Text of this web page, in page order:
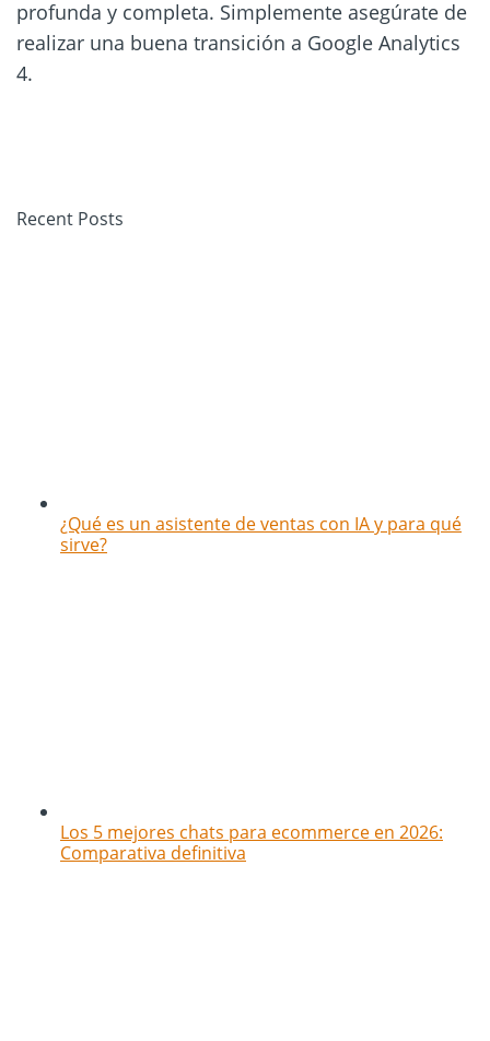
profunda y completa. Simplemente asegúrate de
realizar una buena transición a Google Analytics
4.
Recent Posts
¿Qué es un asistente de ventas con IA y para qué
sirve?
Los 5 mejores chats para ecommerce en 2026:
Comparativa definitiva